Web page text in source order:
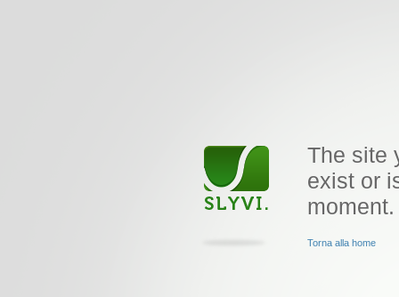
The site
exist or
moment.
Torna alla home